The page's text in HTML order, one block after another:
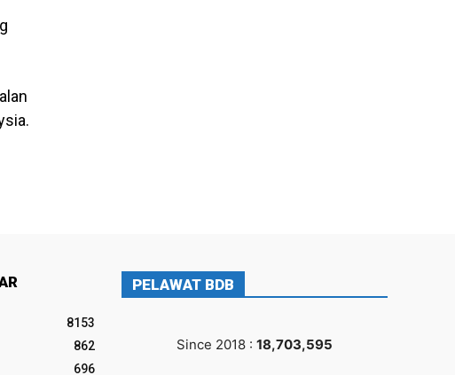
8153
862
696
PELAWAT BDB
Since 2018 : 18,703,595